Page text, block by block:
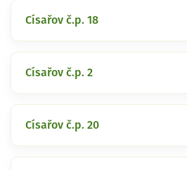
Císařov č.p. 18
Císařov č.p. 2
Císařov č.p. 20